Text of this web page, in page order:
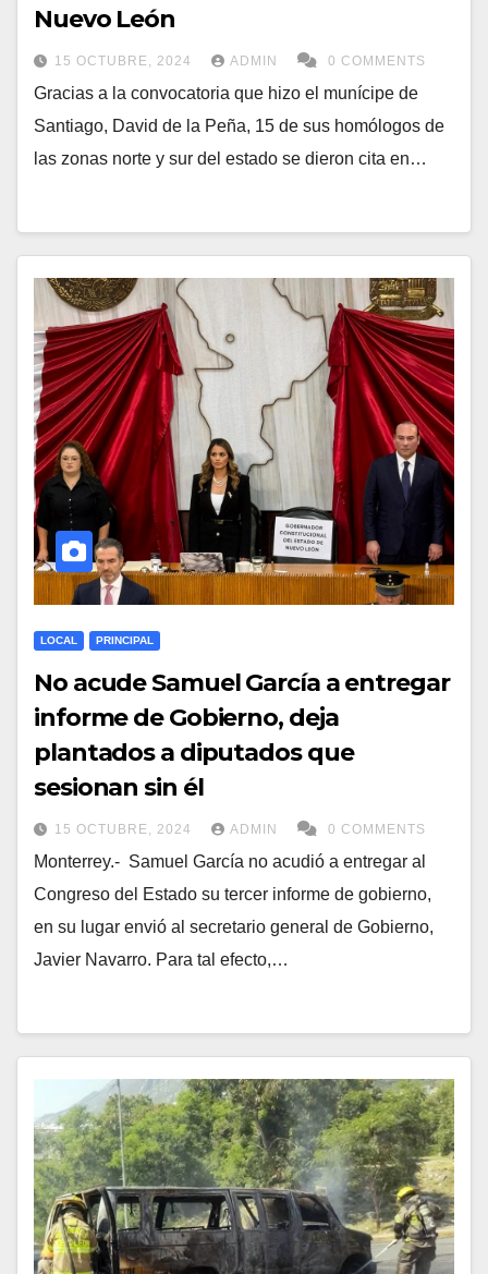
Nuevo León
15 OCTUBRE, 2024 ADMIN 0 COMMENTS
Gracias a la convocatoria que hizo el munícipe de
Santiago, David de la Peña, 15 de sus homólogos de
las zonas norte y sur del estado se dieron cita en…
LOCAL PRINCIPAL
No acude Samuel García a entregar
informe de Gobierno, deja
plantados a diputados que
sesionan sin él
15 OCTUBRE, 2024 ADMIN 0 COMMENTS
Monterrey.- Samuel García no acudió a entregar al
Congreso del Estado su tercer informe de gobierno,
en su lugar envió al secretario general de Gobierno,
Javier Navarro. Para tal efecto,…